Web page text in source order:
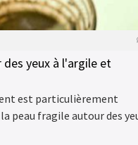
yeux à l'argile et
est particulièrement
peau fragile autour des